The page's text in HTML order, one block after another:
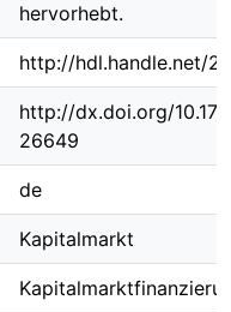
hervorhebt.
http://hdl.handle.net/
http://dx.doi.org/
26649
de
Kapitalmarkt